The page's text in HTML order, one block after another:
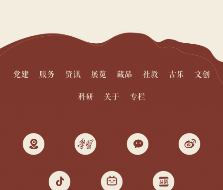
党建 服务 资讯 展览 藏品 社教 古乐 文创
科研 关于 专栏